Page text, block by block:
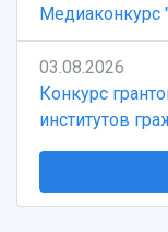
03.08.2026
Конкурс
институтов